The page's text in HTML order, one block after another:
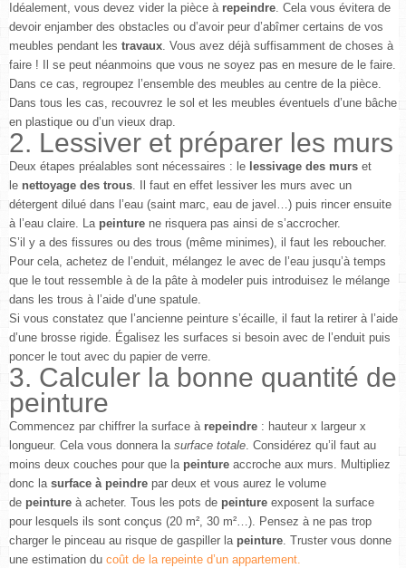
Idéalement, vous devez vider la pièce à repeindre. Cela vous évitera de
devoir enjamber des obstacles ou d’avoir peur d’abîmer certains de vos
meubles pendant les travaux. Vous avez déjà suffisamment de choses à
faire ! Il se peut néanmoins que vous ne soyez pas en mesure de le faire.
Dans ce cas, regroupez l’ensemble des meubles au centre de la pièce.
Dans tous les cas, recouvrez le sol et les meubles éventuels d’une bâche
en plastique ou d’un vieux drap.
2. Lessiver et préparer les murs
Deux étapes préalables sont nécessaires : le lessivage des murs et
le nettoyage des trous. Il faut en effet lessiver les murs avec un
détergent dilué dans l’eau (saint marc, eau de javel…) puis rincer ensuite
à l’eau claire. La peinture ne risquera pas ainsi de s’accrocher.
S’il y a des fissures ou des trous (même minimes), il faut les reboucher.
Pour cela, achetez de l’enduit, mélangez le avec de l’eau jusqu’à temps
que le tout ressemble à de la pâte à modeler puis introduisez le mélange
dans les trous à l’aide d’une spatule.
Si vous constatez que l’ancienne peinture s’écaille, il faut la retirer à l’aide
d’une brosse rigide. Égalisez les surfaces si besoin avec de l’enduit puis
poncer le tout avec du papier de verre.
3. Calculer la bonne quantité de
peinture
Commencez par chiffrer la surface à repeindre : hauteur x largeur x
longueur. Cela vous donnera la surface totale. Considérez qu’il faut au
moins deux couches pour que la peinture accroche aux murs. Multipliez
donc la surface à peindre par deux et vous aurez le volume
de peinture à acheter. Tous les pots de peinture exposent la surface
pour lesquels ils sont conçus (20 m², 30 m²…). Pensez à ne pas trop
charger le pinceau au risque de gaspiller la peinture. Truster vous donne
une estimation du coût de la repeinte d’un appartement.